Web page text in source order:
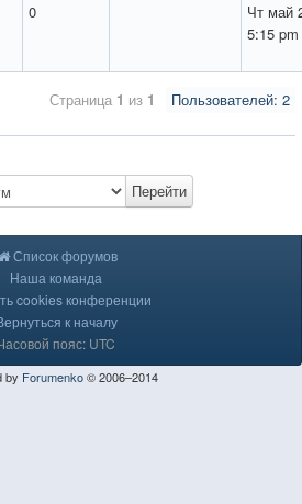
0
Чт май
5:15 pm
Пользователей: 2
Страница 1 из 1
Перейти
Список форумов
Наша команда
cookies конференции
к началу
пояс: UTC
by Forumenko© 2006–2014